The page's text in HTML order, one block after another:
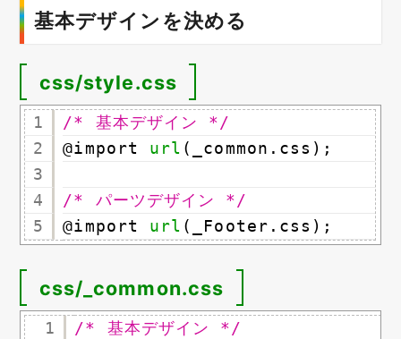
基本デザインを決める
css/style.css
1
2
3
4
5
/* 基本デザイン */
@import url (_common.css);
/* パーツデザイン */
@import url (_Footer.css);
css/_common.css
1
/* 基本デザイン */